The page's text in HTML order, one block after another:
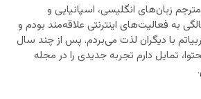
زبان‌های انگلیسی، اسپانیایی و
هستم. از ۲۰ سالگی به فعالیت‌های اینترنتی علاقه‌مند بودم و
با دیگران لذت می‌بردم. پس از چند سال
تمایل دارم تجربه جدیدی را در مجله